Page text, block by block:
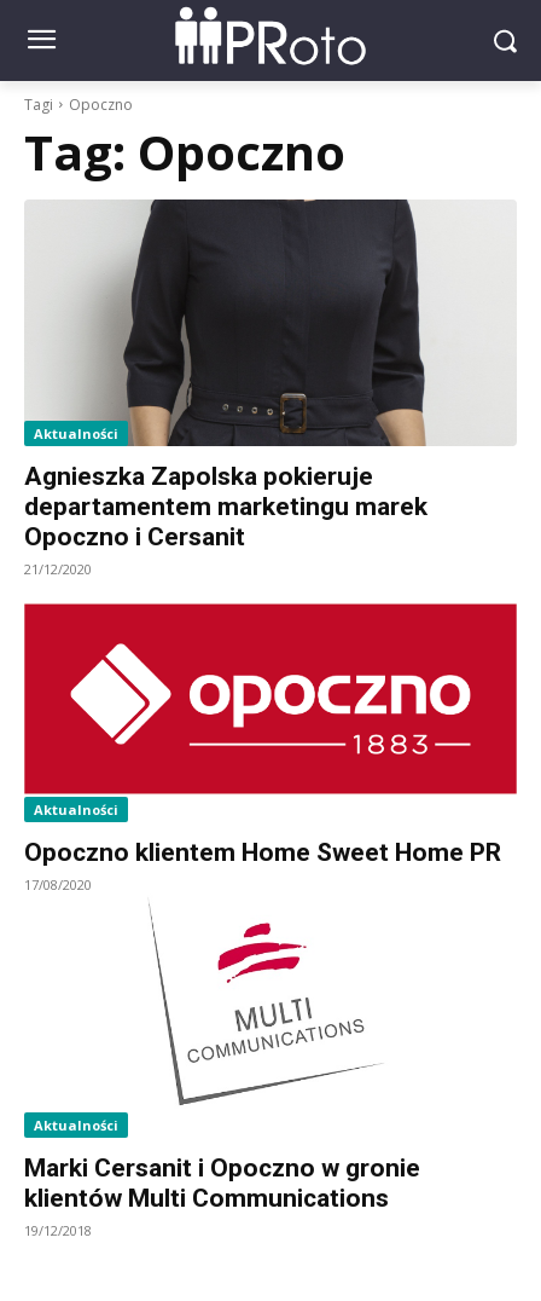
Tagi Opoczno
Tag: Opoczno
Aktualności
Agnieszka Zapolska pokieruje
departamentem marketingu marek
Opoczno i Cersanit
21/12/2020
Aktualności
Opoczno klientem Home Sweet Home PR
17/08/2020
Aktualności
Marki Cersanit i Opoczno w gronie
klientów Multi Communications
19/12/2018